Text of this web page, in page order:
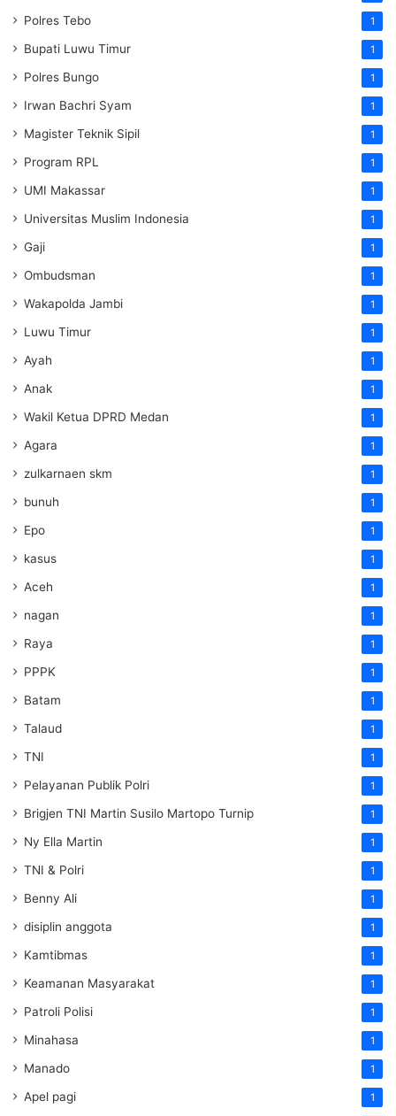
Polres Tebo 1
Bupati Luwu Timur 1
Polres Bungo 1
Irwan Bachri Syam 1
Magister Teknik Sipil 1
Program RPL 1
UMI Makassar 1
Universitas Muslim Indonesia 1
Gaji 1
Ombudsman 1
Wakapolda Jambi 1
Luwu Timur 1
Ayah 1
Anak 1
Wakil Ketua DPRD Medan 1
Agara 1
zulkarnaen skm 1
bunuh 1
Epo 1
kasus 1
Aceh 1
nagan 1
Raya 1
PPPK 1
Batam 1
Talaud 1
TNI 1
Pelayanan Publik Polri 1
Brigjen TNI Martin Susilo Martopo Turnip 1
Ny Ella Martin 1
TNI & Polri 1
Benny Ali 1
disiplin anggota 1
Kamtibmas 1
Keamanan Masyarakat 1
Patroli Polisi 1
Minahasa 1
Manado 1
Apel pagi 1